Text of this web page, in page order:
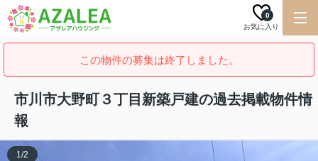
お気に入り
0
この物件の募集は終了しました。
市川市大野町３丁目新築戸建の過去掲載物件情
報
1/2